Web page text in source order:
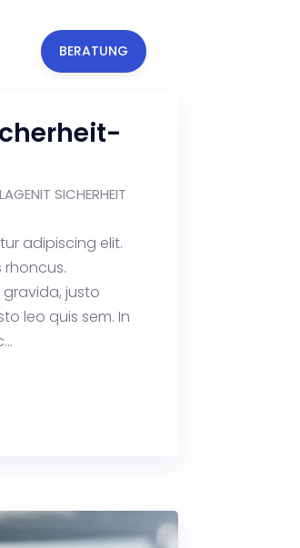
BERATUNG
IT SICHERHEIT
adipiscing elit.
gravida, justo
leo quis sem. In